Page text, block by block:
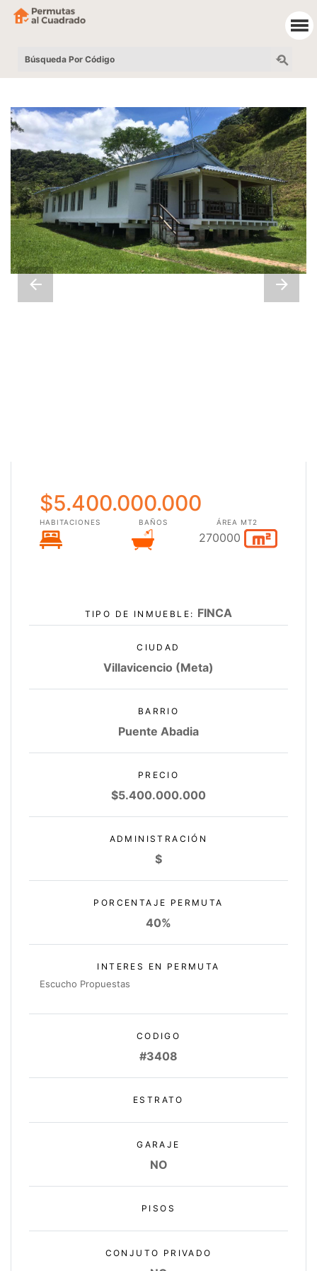
$5.400.000.000
HABITACIONES BAÑOS ÁREA MT2
270000
TIPO DE INMUEBLE: FINCA
CIUDAD
Villavicencio (Meta)
BARRIO
Puente Abadia
PRECIO
$5.400.000.000
ADMINISTRACIÓN
$
PORCENTAJE PERMUTA
40%
INTERES EN PERMUTA
Escucho Propuestas
CODIGO
#3408
ESTRATO
GARAJE
NO
PISOS
CONJUTO PRIVADO